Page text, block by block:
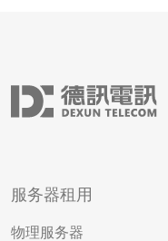
服务器租用
物理服务器